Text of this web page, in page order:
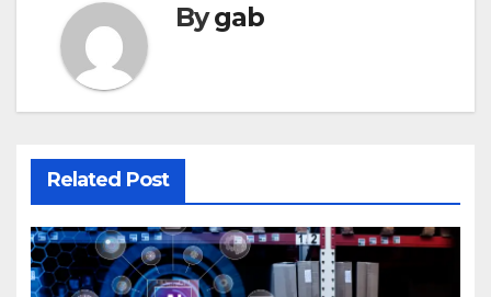
Bygab
Related Post